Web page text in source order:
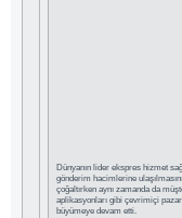
Dünyanın lider ekspres hizmet
gönderim hacimlerine
çoğaltırken aynı zamanda da
aplikasyonları gibi çevrimiçi
büyümeye devam etti.